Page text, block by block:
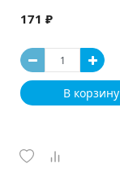
171 ₽
В корзину